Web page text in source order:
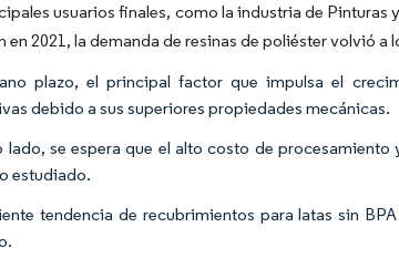
usuarios finales, como la industria de
en 2021, la demanda de resinas de poliéster volvió a
plazo, el principal factor que impulsa el
debido a sus superiores propiedades mecánicas.
lado, se espera que el alto costo de
estudiado.
tendencia de recubrimientos para latas sin